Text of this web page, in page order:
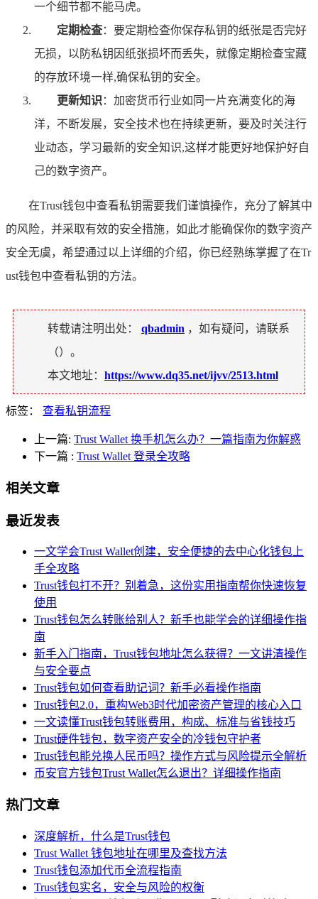
一个细节都不能马虎。
定期检查：要定期检查你保存私钥的纸张是否完好
无损，以防私钥因纸张损坏而丢失，就像定期检查宝藏
的存放环境一样,确保私钥的安全。
更新知识 ：加密货币行业如同一片充满变化的海
洋，不断发展，安全技术也在持续更新，要及时关注行
业动态，学习最新的安全知识,这样才能更好地保护好自
己的数字资产。
在Trust钱包中查看私钥需要我们谨慎操作，充分了解其中
的风险，并采取有效的安全措施，如此才能确保你的数字资产
安全无虞，希望通过以上详细的介绍，你已经熟练掌握了在Tr
ust钱包中查看私钥的方法。
转载请注明出处： qbadmin ，如有疑问，请联系
（）。
本文地址： https://www.dq35.net/ijvv/2513.html
标签： 查看私钥流程
上一篇: Trust Wallet 换手机怎么办？一篇指南为你解惑
下一篇 : Trust Wallet 登录全攻略
相关文章
最近发表
一文学会Trust Wallet创建，安全便捷的去中心化钱包上
手全攻略
Trust钱包打不开？别着急，这份实用指南帮你快速恢复
使用
Trust钱包怎么转账给别人？新手也能学会的详细操作指
南
新手入门指南，Trust钱包地址怎么获得？一文讲清操作
与安全要点
Trust钱包如何查看助记词？新手必看操作指南
Trust钱包2.0，重构Web3时代加密资产管理的核心入口
一文读懂Trust钱包转账费用，构成、标准与省钱技巧
Trust硬件钱包，数字资产安全的冷钱包守护者
Trust钱包能兑换人民币吗？操作方式与风险提示全解析
币安官方钱包Trust Wallet怎么退出？详细操作指南
热门文章
深度解析，什么是Trust钱包
Trust Wallet 钱包地址在哪里及查找方法
Trust钱包添加代币全流程指南
Trust钱包实名，安全与风险的权衡